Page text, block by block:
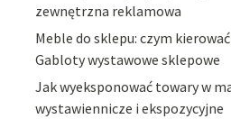
zewnętrzna reklamowa
Meble do sklepu: czym
Gabloty wystawowe sklepowe
Jak wyeksponować towary w
wystawiennicze i ekspozycyjne